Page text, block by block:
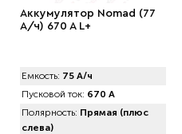
Аккумулятор Nomad (77
А/ч) 670 A L+
Емкость: 75 А/ч
Пусковой ток: 670 А
Полярность: Прямая (плюс
слева)